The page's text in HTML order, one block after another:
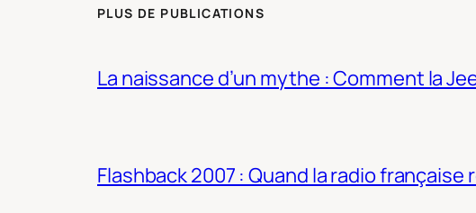
PLUS DE PUBLICATIONS
La naissance d’un mythe : Comment la
Flashback 2007 : Quand la radio